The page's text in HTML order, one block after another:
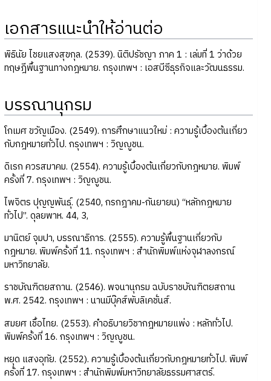
เอกสารแนะนำให้อ่านต่อ
พิธินัย ไชยแสงสุขกุล. (2539). นิติปรัชญา ภาค 1 : เล่มที่ 1 ว่าด้วย
ทฤษฎีพื้นฐานทางกฎหมาย. กรุงเทพฯ : เอสบีซีธุรกิจและวัฒนธรรม.
บรรณานุกรม
โกเมศ ขวัญเมือง. (2549). การศึกษาแนวใหม่ : ความรู้เบื้องต้นเกี่ยว
กับกฎหมายทั่วไป. กรุงเทพฯ : วิญญูชน.
ดิเรก ควรสมาคม. (2554). ความรู้เบื้องต้นเกี่ยวกับกฎหมาย. พิมพ์
ครั้งที่ 7. กรุงเทพฯ : วิญญูชน.
ไพจิตร ปุญญพันธุ์. (2540, กรกฎาคม-กันยายน) “หลักกฎหมาย
ทั่วไป”. ดุลยพาห. 44, 3,
มานิตย์ จุมปา, บรรณาธิการ. (2555). ความรู้พื้นฐานเกี่ยวกับ
กฎหมาย. พิมพ์ครั้งที่ 11. กรุงเทพฯ : สำนักพิมพ์แห่งจุฬาลงกรณ์
มหาวิทยาลัย.
ราชบัณฑิตยสถาน. (2546). พจนานุกรม ฉบับราชบัณฑิตยสถาน
พ.ศ. 2542. กรุงเทพฯ : นานมีบุ๊คส์พับลิเคชั่นส์.
สมยศ เชื้อไทย. (2553). คำอธิบายวิชากฎหมายแพ่ง : หลักทั่วไป.
พิมพ์ครั้งที่ 16. กรุงเทพฯ : วิญญูชน.
หยุด แสงอุทัย. (2552). ความรู้เบื้องต้นเกี่ยวกับกฎหมายทั่วไป. พิมพ์
ครั้งที่ 17. กรุงเทพฯ : สำนักพิมพ์มหาวิทยาลัยธรรมศาสตร์.